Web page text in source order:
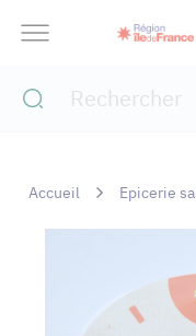
Accueil Epicerie